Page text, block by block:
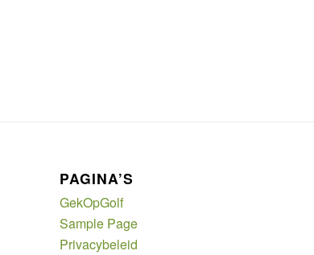
PAGINA’S
GekOpGolf
Sample Page
Privacybeleid